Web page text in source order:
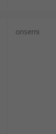
onsemi